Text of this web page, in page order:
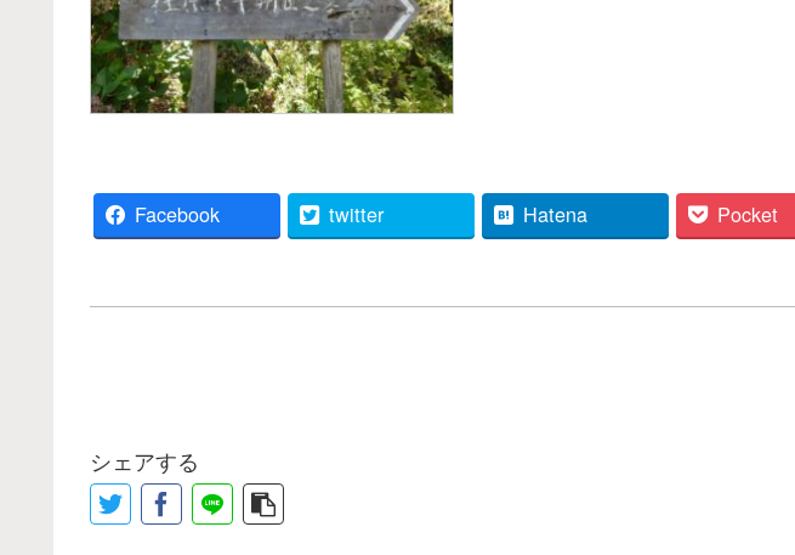
Facebook twitter Hatena Pocket
シェアする